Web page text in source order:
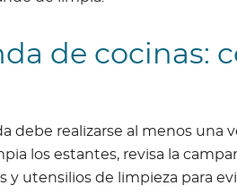
de cocinas:
debe realizarse al menos una
los estantes, revisa la
y utensilios de limpieza para